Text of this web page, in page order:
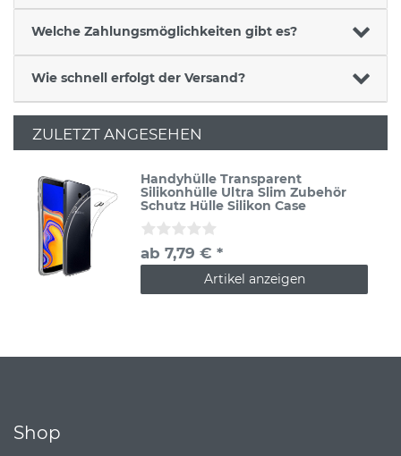
Welche Zahlungsmöglichkeiten gibt es?
Wie schnell erfolgt der Versand?
ZULETZT ANGESEHEN
Handyhülle Transparent
Silikonhülle Ultra Slim Zubehör
Schutz Hülle Silikon Case
ab 7,79 € *
Artikel anzeigen
Shop